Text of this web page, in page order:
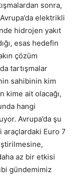
sonra,
elektrikli
hidrojen yakıt
esas hedefin
çözüm
tartışmalar
sahibinin kim
kime ait olacağı,
hangi
Avrupa’da şu
araçlardaki Euro 7
az bir etkisi
gündemimiz